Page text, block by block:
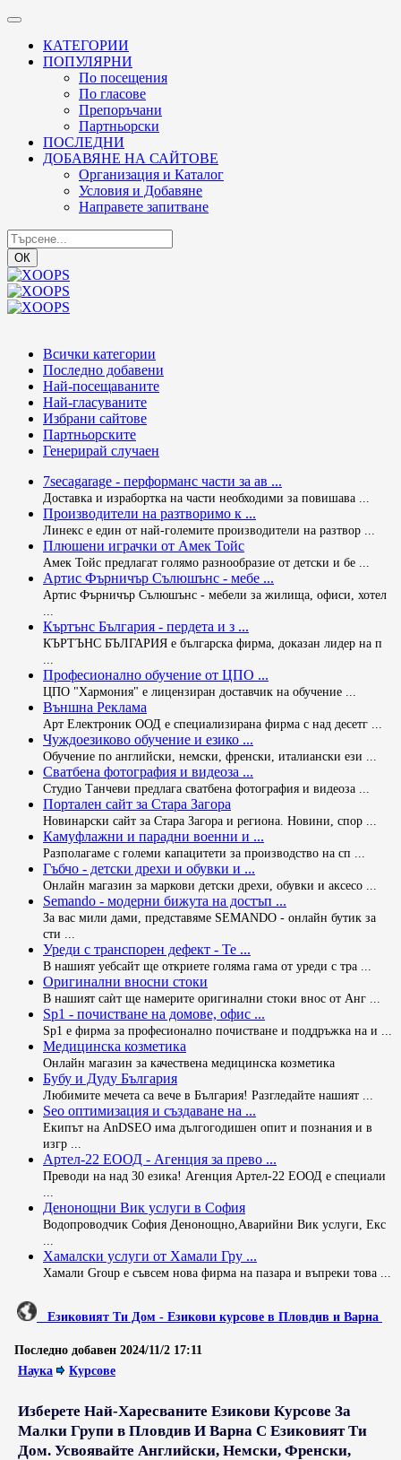
КАТЕГОРИИ
ПОПУЛЯРНИ
По посещения
По гласове
Препоръчани
Партньорски
ПОСЛЕДНИ
ДОБАВЯНЕ НА САЙТОВЕ
Организация и Каталог
Условия и Добавяне
Направете запитване
ОК
Всички категории
Последно добавени
Най-посещаваните
Най-гласуваните
Избрани сайтове
Партньорските
Генерирай случаен
7secagarage - перформанс части за ав ...
Доставка и израбортка на части необходими за повишава ...
Производители на разтворимо к ...
Линекс е един от най-големите производители на разтвор ...
Плюшени играчки от Амек Тойс
Амек Тойс предлагат голямо разнообразие от детски и бе ...
Aртис Фърничър Сълюшънс - мебе ...
Aртис Фърничър Сълюшънс - мебели за жилища, офиси, хотел
Къртънс България - пердета и з ...
КЪРТЪНС БЪЛГАРИЯ е българска фирма, доказан лидер на п
Професионално обучение от ЦПО ...
ЦПО "Хармония" е лицензиран доставчик на обучение ...
Външна Реклама
Арт Електроник ООД е специализирана фирма с над десетг ...
Чуждоезиково обучение и езико ...
Обучение по английски, немски, френски, италиански ези ...
Сватбена фотография и видеоза ...
Студио Танчеви предлага сватбена фотография и видеоза ...
Портален сайт за Стара Загора
Новинарски сайт за Стара Загора и региона. Новини, спор ...
Камуфлажни и парадни военни и ...
Разполагаме с големи капацитети за производство на сп ...
Гъбчо - детски дрехи и обувки и ...
Oнлайн магазин за маркови детски дрехи, обувки и аксесо ...
Semando - модерни бижута на достъп ...
За вас мили дами, представяме SEMANDO - онлайн бутик за
сти ...
Уреди с транспорен дефект - Те ...
В нашият уебсайт ще откриете голяма гама от уреди с тра ...
Оригинални вносни стоки
В нашият саѝт ще намерите оригинални стоки внос от Анг ...
Sp1 - почистване на домове, офис ...
Sp1 е фирма за професионално почистване и поддръжка на и ...
Медицинска козметика
Онлайн магазин за качествена медицинска козметика
Бубу и Дуду България
Любимите мечета са вече в България! Разгледайте нашият ...
Seo оптимизация и създаване на ...
Екипът на AnDSEO има дългогодишен опит и познания и в
изгр ...
Артел-22 ЕООД - Агенция за прево ...
Преводи на над 30 езика! Агенция Артел-22 ЕООД е специали
Денонощни Вик услуги в София
Водопроводчик София Денонощно,Aварийни Вик услуги, Екс
Хамалски услуги от Хамали Гру ...
Хамали Group е съвсем нова фирма на пазара и въпреки това ...
Езиковият Ти Дом - Езикови курсове в Пловдив и Варна
Последно добавен 2024/11/2 17:11
Наука
Курсове
Изберете Най-Харесваните Езикови Курсове За
Малки Групи в Пловдив И Варна С Езиковият Ти
Дом. Усвоявайте Английски, Немски, Френски,